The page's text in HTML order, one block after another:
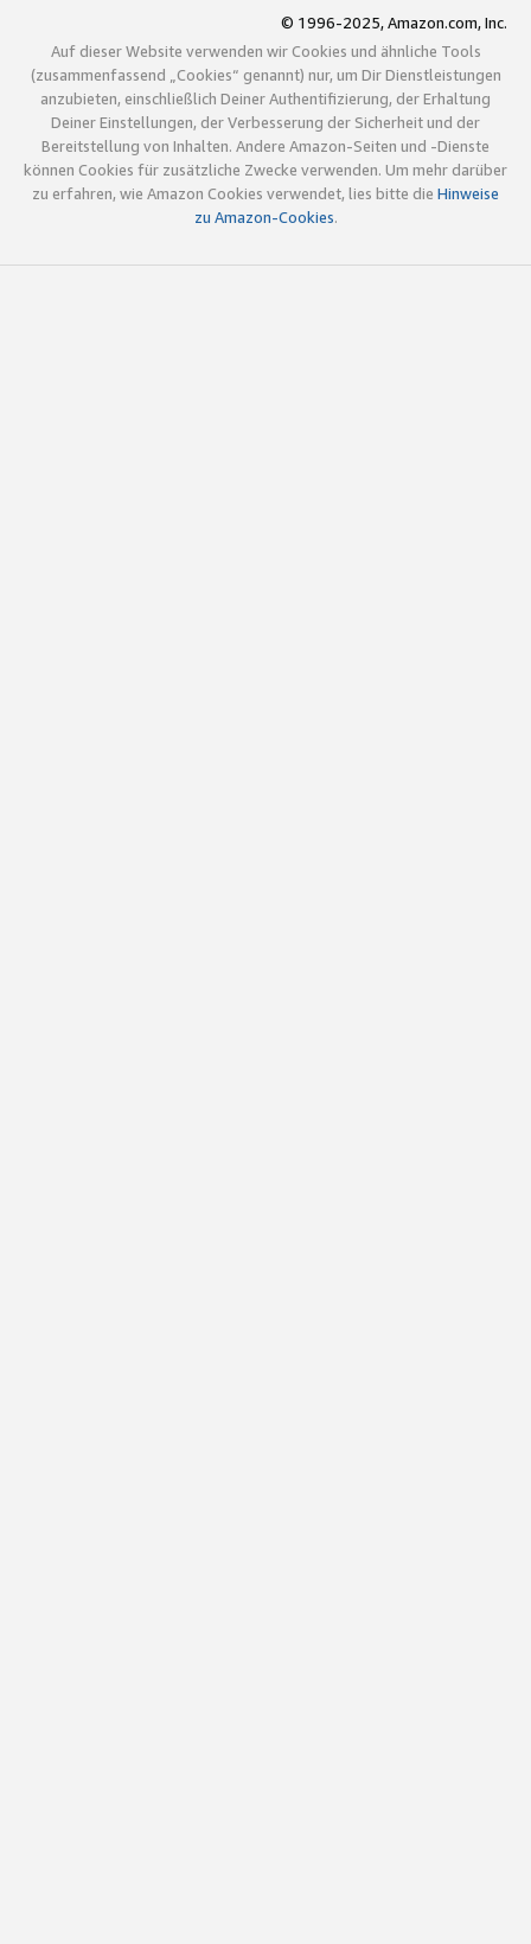
© 1996-2025, Amazon.com, Inc.
Auf dieser Website verwenden wir Cookies und ähnliche Tools
(zusammenfassend „Cookies“ genannt) nur, um Dir Dienstleistungen
anzubieten, einschließlich Deiner Authentifizierung, der Erhaltung
Deiner Einstellungen, der Verbesserung der Sicherheit und der
Bereitstellung von Inhalten. Andere Amazon-Seiten und -Dienste
können Cookies für zusätzliche Zwecke verwenden. Um mehr darüber
zu erfahren, wie Amazon Cookies verwendet, lies bitte die Hinweise
zu Amazon-Cookies.